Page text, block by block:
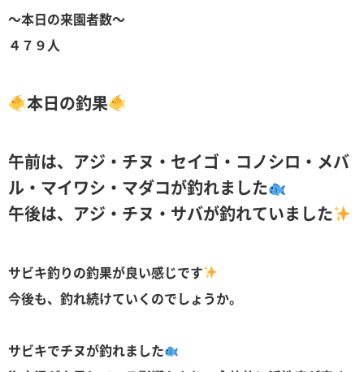
～本日の来園者数～
４７９人
本日の釣果
午前は、アジ・チヌ・セイゴ・コノシロ・メバ
ル・マイワシ・マダコが釣れました
午後は、アジ・チヌ・サバが釣れていました
サビキ釣りの釣果が良い感じです
今後も、釣れ続けていくのでしょうか。
サビキでチヌが釣れました